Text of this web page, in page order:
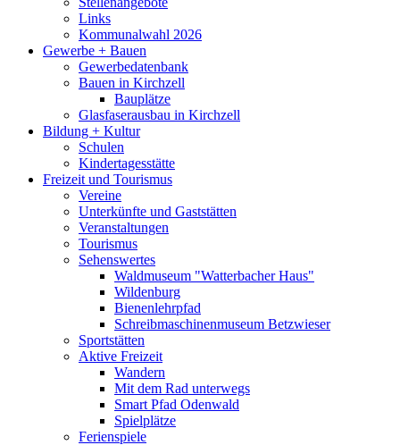
Links
Kommunalwahl 2026
Gewerbe + Bauen
Gewerbedatenbank
Bauen in Kirchzell
Bauplätze
Glasfaserausbau in Kirchzell
Bildung + Kultur
Schulen
Kindertagesstätte
Freizeit und Tourismus
Vereine
Unterkünfte und Gaststätten
Veranstaltungen
Tourismus
Sehenswertes
Waldmuseum "Watterbacher Haus"
Wildenburg
Bienenlehrpfad
Schreibmaschinenmuseum Betzwieser
Sportstätten
Aktive Freizeit
Wandern
Mit dem Rad unterwegs
Smart Pfad Odenwald
Spielplätze
Ferienspiele